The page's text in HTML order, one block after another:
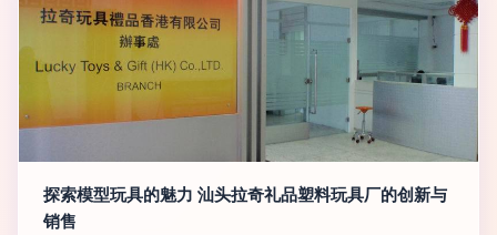
探索模型玩具的魅力 汕头拉奇礼品塑料玩具厂的创新与
销售